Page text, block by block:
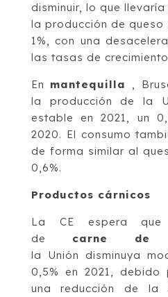
disminuir, lo que
la producción de
1%, con una
las tasas de
En mantequilla
,
la producción de la
estable en 2021, un
2020. El consumo
de forma similar al
0,6%.
Productos cárnicos
La CE espera que
de carne de
la Unión disminuya
0,5% en 2021, debido
una reducción de la